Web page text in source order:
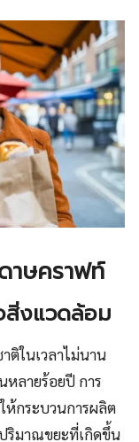
าษคราฟท์
สิ่งแวดล้อม
ติในเวลาไม่นาน
หลายร้อยปี การ
ห้กระบวนการผลิต
ริมาณขยะที่เกิดขึ้น